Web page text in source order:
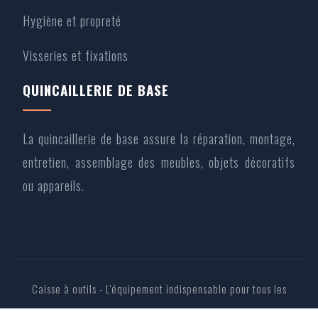
Hygiène et propreté
Visseries et fixations
QUINCAILLERIE DE BASE
La quincaillerie de base assure la réparation, montage,
entretien, assemblage des meubles, objets décoratifs
ou appareils.
Caisse à outils - L'équipement indispensable pour tous les
bricoleurs.